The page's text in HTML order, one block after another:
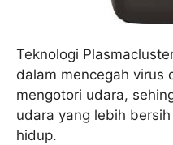
Teknologi
dalam mencegah virus
mengotori udara,
udara yang lebih
hidup.